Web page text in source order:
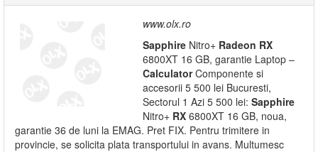
www.olx.ro
Sapphire Nitro+ Radeon RX
6800XT 16 GB, garantie Laptop –
CalculatorComponente si
accesorii 5 500 lei Bucuresti,
Sectorul 1 Azi 5 500 lei: Sapphire
Nitro+ RX 6800XT 16 GB, noua,
garantie 36 de luni la EMAG. Pret FIX. Pentru trimitere in
provincie, se solicita plata transportului in avans. Multumesc